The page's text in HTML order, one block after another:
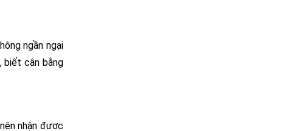
ngần ngại
biết cân bằng
nhận được